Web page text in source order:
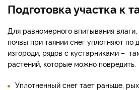
Подготовка участка к
Для равномерного впитывания
почвы при таянии снег уплотняют по
изгороди, рядов с кустарниками –
растений, которые можно повредить.
Уплотненный снег тает раньше,